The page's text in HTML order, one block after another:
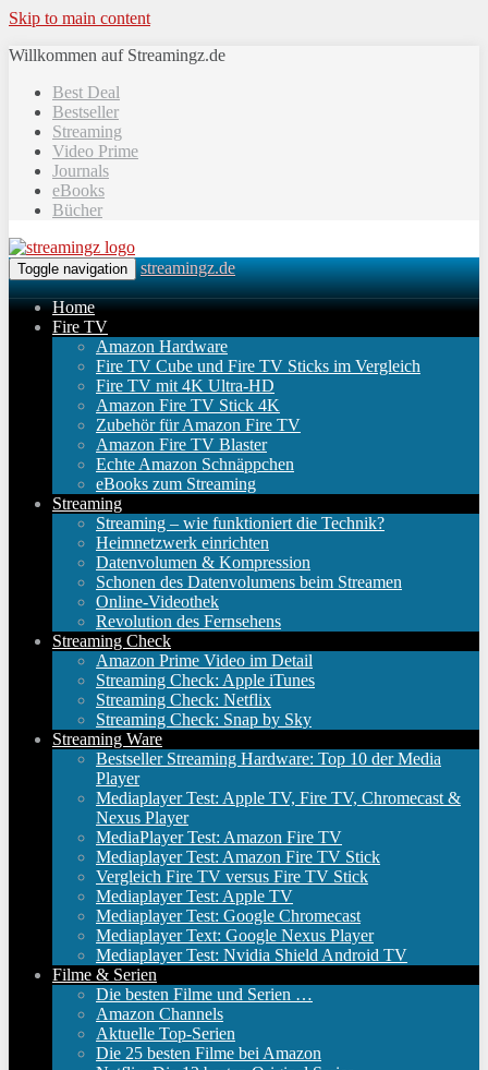
Skip to main content
Willkommen auf Streamingz.de
Best Deal
Bestseller
Streaming
Video Prime
Journals
eBooks
Bücher
Toggle navigation streamingz.de
Home
Fire TV
Amazon Hardware
Fire TV Cube und Fire TV Sticks im Vergleich
Fire TV mit 4K Ultra-HD
Amazon Fire TV Stick 4K
Zubehör für Amazon Fire TV
Amazon Fire TV Blaster
Echte Amazon Schnäppchen
eBooks zum Streaming
Streaming
Streaming – wie funktioniert die Technik?
Heimnetzwerk einrichten
Datenvolumen & Kompression
Schonen des Datenvolumens beim Streamen
Online-Videothek
Revolution des Fernsehens
Streaming Check
Amazon Prime Video im Detail
Streaming Check: Apple iTunes
Streaming Check: Netflix
Streaming Check: Snap by Sky
Streaming Ware
Bestseller Streaming Hardware: Top 10 der Media
Player
Mediaplayer Test: Apple TV, Fire TV, Chromecast &
Nexus Player
MediaPlayer Test: Amazon Fire TV
Mediaplayer Test: Amazon Fire TV Stick
Vergleich Fire TV versus Fire TV Stick
Mediaplayer Test: Apple TV
Mediaplayer Test: Google Chromecast
Mediaplayer Text: Google Nexus Player
Mediaplayer Test: Nvidia Shield Android TV
Filme & Serien
Die besten Filme und Serien …
Amazon Channels
Aktuelle Top-Serien
Die 25 besten Filme bei Amazon